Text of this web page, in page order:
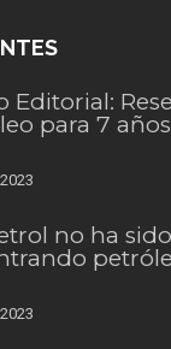
Editorial:
para 7 años
no ha